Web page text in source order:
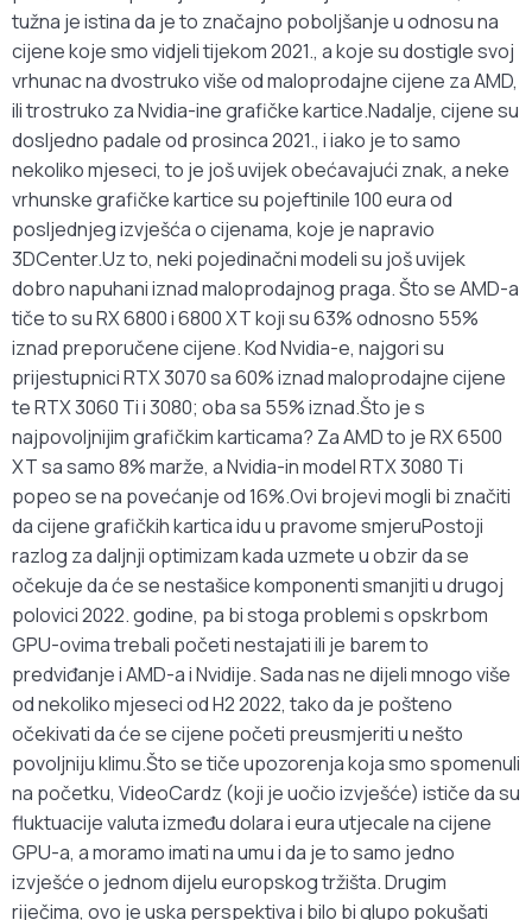
tužna je istina da je to značajno poboljšanje u odnosu na
cijene koje smo vidjeli tijekom 2021., a koje su dostigle svoj
vrhunac na dvostruko više od maloprodajne cijene za AMD,
ili trostruko za Nvidia-ine grafičke kartice.Nadalje, cijene su
dosljedno padale od prosinca 2021., i iako je to samo
nekoliko mjeseci, to je još uvijek obećavajući znak, a neke
vrhunske grafičke kartice su pojeftinile 100 eura od
posljednjeg izvješća o cijenama, koje je napravio
3DCenter.Uz to, neki pojedinačni modeli su još uvijek
dobro napuhani iznad maloprodajnog praga. Što se AMD-a
tiče to su RX 6800 i 6800 XT koji su 63% odnosno 55%
iznad preporučene cijene. Kod Nvidia-e, najgori su
prijestupnici RTX 3070 sa 60% iznad maloprodajne cijene
te RTX 3060 Ti i 3080; oba sa 55% iznad.Što je s
najpovoljnijim grafičkim karticama? Za AMD to je RX 6500
XT sa samo 8% marže, a Nvidia-in model RTX 3080 Ti
popeo se na povećanje od 16%.Ovi brojevi mogli bi značiti
da cijene grafičkih kartica idu u pravome smjeruPostoji
razlog za daljnji optimizam kada uzmete u obzir da se
očekuje da će se nestašice komponenti smanjiti u drugoj
polovici 2022. godine, pa bi stoga problemi s opskrbom
GPU-ovima trebali početi nestajati ili je barem to
predviđanje i AMD-a i Nvidije. Sada nas ne dijeli mnogo više
od nekoliko mjeseci od H2 2022, tako da je pošteno
očekivati da će se cijene početi preusmjeriti u nešto
povoljniju klimu.Što se tiče upozorenja koja smo spomenuli
na početku, VideoCardz (koji je uočio izvješće) ističe da su
fluktuacije valuta između dolara i eura utjecale na cijene
GPU-a, a moramo imati na umu i da je to samo jedno
izvješće o jednom dijelu europskog tržišta. Drugim
riječima, ovo je uska perspektiva i bilo bi glupo pokušati